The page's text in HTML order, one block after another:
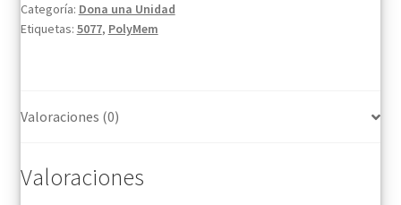
19cm
cantidad
Categoría: Dona una Unidad
Etiquetas: 5077, PolyMem
Valoraciones (0)
Valoraciones